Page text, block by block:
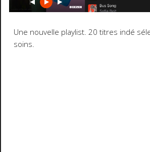
Une nouvelle playlist. 20 titres indé
soins.